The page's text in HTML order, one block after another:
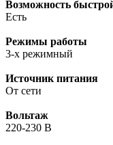
Возможность
Есть
Режимы работы
3-х режимный
Источник питания
От сети
Вольтаж
220-230 В